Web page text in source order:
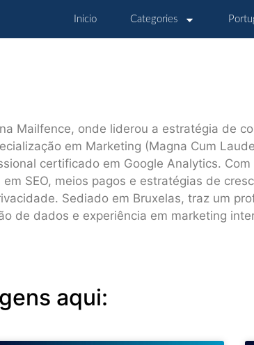
Inicio Categories
Mailfence, onde liderou a estratégia de
em Marketing (Magna Cum
certificado em Google Analytics.
SEO, meios pagos e estratégias de
Sediado em Bruxelas, traz um
de dados e experiência em marketing
aqui: